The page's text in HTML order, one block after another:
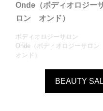
Onde（ボディオロジー
ロン オンド）
ボディオロジーサロン
Onde（ボディオロジーサロン
オンド）
BEAUTY